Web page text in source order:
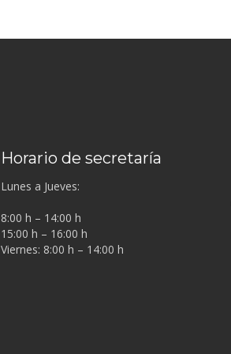
Horario de secretaría
Lunes a Jueves:
8:00 h – 14:00 h
15:00 h – 16:00 h
Viernes: 8:00 h – 14:00 h